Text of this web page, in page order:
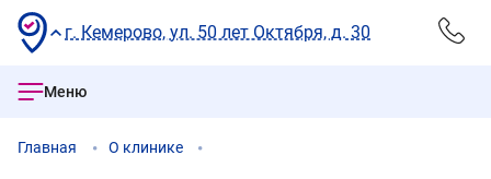
г. Кемерово, ул. 50 лет Октября, д. 30
Меню
Главная О клинике